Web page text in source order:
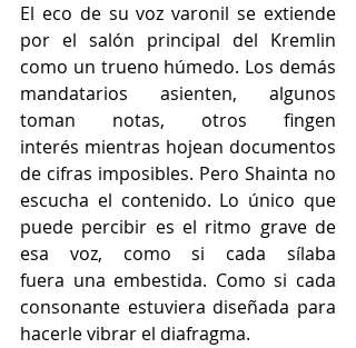
El eco de su voz varonil se extiende
por el salón principal del Kremlin
como un trueno húmedo. Los demás
mandatarios asienten, algunos
toman notas, otros fingen
interés mientras hojean documentos
de cifras imposibles. Pero Shainta no
escucha el contenido. Lo único que
puede percibir es el ritmo grave de
esa voz, como si cada sílaba
fuera una embestida. Como si cada
consonante estuviera diseñada para
hacerle vibrar el diafragma.